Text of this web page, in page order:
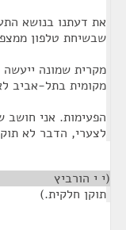
את דעתנו בנושא
שבשיחת טלפון
מקרית שמונה
מקומית בתל-אביב
הפעימות. אני
לצערי, הדבר לא
(י י הורביץ
תוקן חלקית.)